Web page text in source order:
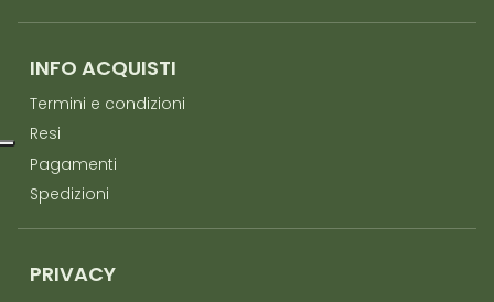
INFO ACQUISTI
Termini e condizioni
Resi
Pagamenti
Spedizioni
PRIVACY